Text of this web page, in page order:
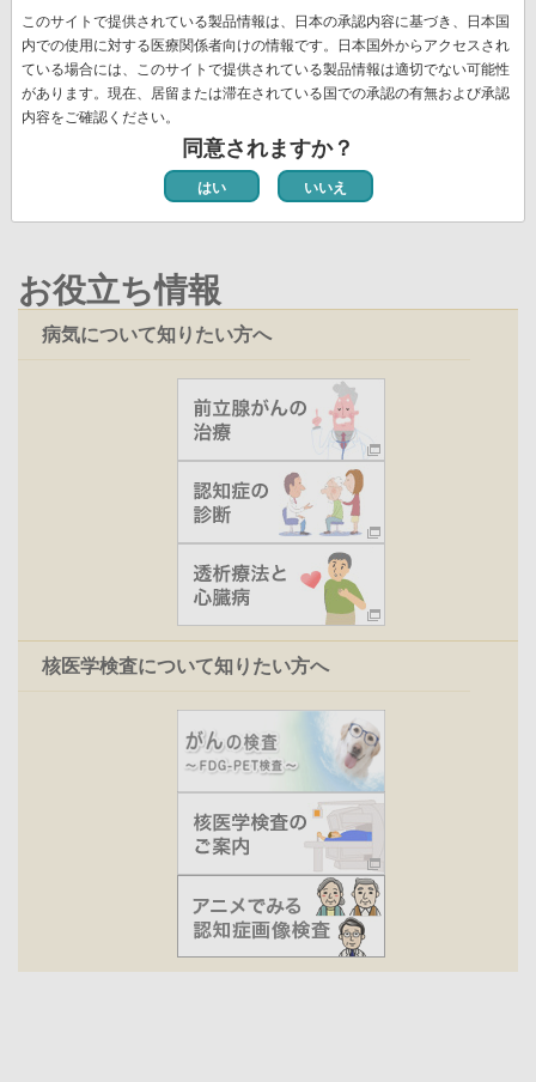
ジ
送
り
先
頭
ペ
ー
ジ
« 最初
前
ペ
ー
ジ
‹‹
ペ
ー
ジ
3
ペ
ー
ジ
4
ペ
ー
ジ
5
ペ
ー
ジ
6
カ
レ
ン
ト
ジ
7
ペ
ー
ジ
8
ペ
ー
ジ
9
ペ
ー
ジ
10
ペ
ー
ジ
11
次
ペ
ー
ジ
››
最
終
ペ
ー
ジ
最終 »
新着情報一覧
お役立ち情報
病気について知りたい方へ
核医学検査について知りたい方へ
このサイトで提供されている製品情報は、日本の承認内容に基づき、日本国
内での使用に対する医療関係者向けの情報です。日本国外からアクセスされ
ている場合には、このサイトで提供されている製品情報は適切でない可能性
があります。現在、居留または滞在されている国での承認の有無および承認
内容をご確認ください。
同意されますか？
はい いいえ